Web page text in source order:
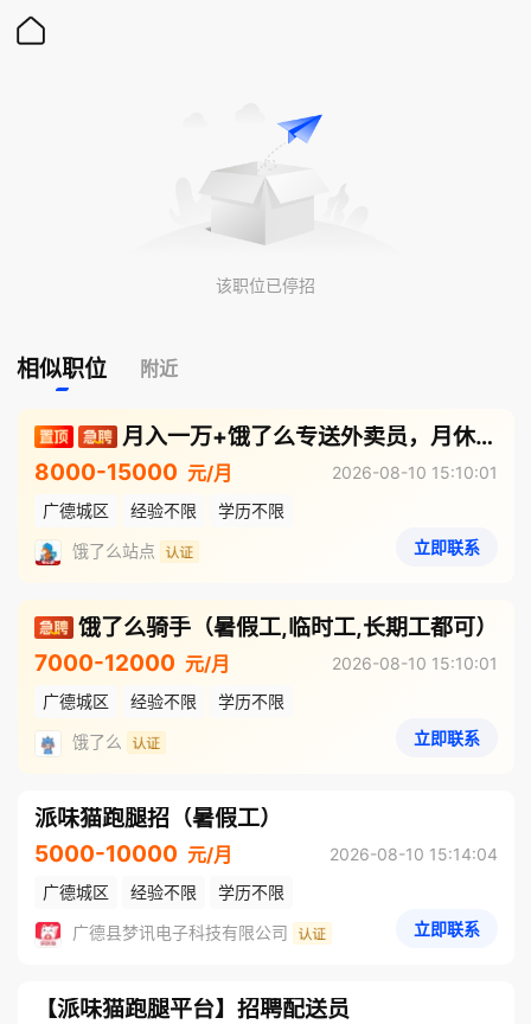
该职位已停招
相似职位 附近
月入一万+饿了么专送外卖员，月休四天，满勤奖
8000-15000 元/月
2026-08-10 15:10:01
广德城区
经验不限
学历不限
饿了么站点
立即联系
饿了么骑手（暑假工,临时工,长期工都可）
7000-12000 元/月
2026-08-10 15:10:01
广德城区
经验不限
学历不限
饿了么
立即联系
派味猫跑腿招（暑假工）
5000-10000 元/月
2026-08-10 15:14:04
广德城区
经验不限
学历不限
广德县梦讯电子科技有限公司
立即联系
【派味猫跑腿平台】招聘配送员